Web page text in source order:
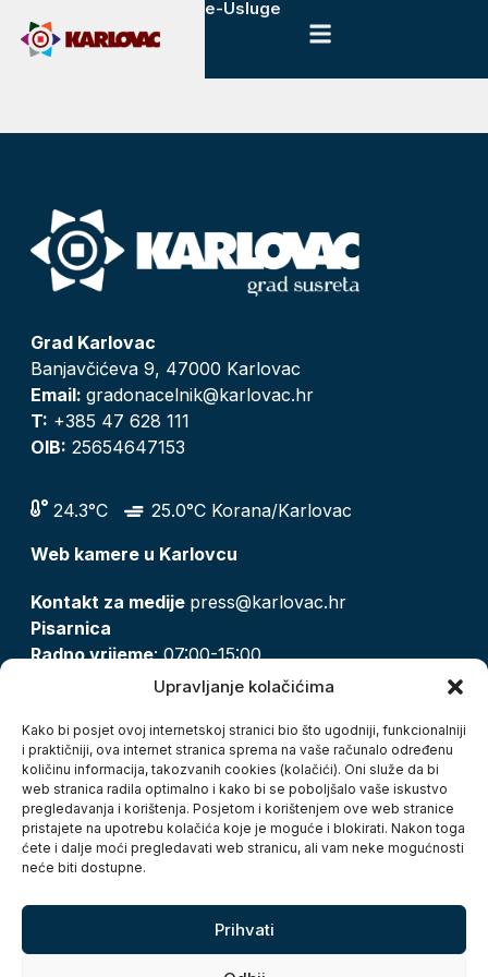
Upravljanje kolačićima
Kako bi posjet ovoj internetskoj stranici bio što ugodniji, funkcionalniji
i praktičniji, ova internet stranica sprema na vaše računalo određenu
količinu informacija, takozvanih cookies (kolačići). Oni služe da bi
web stranica radila optimalno i kako bi se poboljšalo vaše iskustvo
pregledavanja i korištenja. Posjetom i korištenjem ove web stranice
pristajete na upotrebu kolačića koje je moguće i blokirati. Nakon toga
ćete i dalje moći pregledavati web stranicu, ali vam neke mogućnosti
neće biti dostupne.
Prihvati
e-Usluge
Grad Karlovac
Banjavčićeva 9, 47000 Karlovac
Email: gradonacelnik@karlovac.hr
T: +385 47 628 111
OIB: 25654647153
24.3°C
25.0°C Korana/Karlovac
Web kamere u Karlovcu
Kontakt za medije press@karlovac.hr
Pisarnica
Radno vrijeme: 07:00-15:00
pisarnica@karlovac.hr
Zaštita osobnih podataka
Pristup informacijama
Kolačići
Izjava o pristupačnosti
Turistička zajednica grada Karlovca